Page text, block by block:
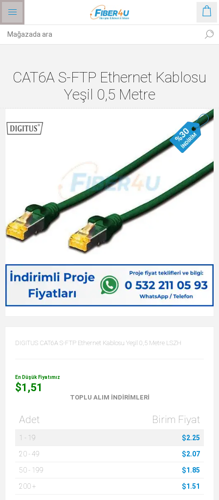
CAT6A S-FTP Ethernet Kablosu
Yeşil 0,5 Metre
DIGITUS CAT6A S-FTP Ethernet Kablosu Yeşil 0,5 Metre LSZH
En Düşük Fiyatımız
$1,51
TOPLU ALIM İNDIRIMLERI
Adet Birim Fiyat
1 - 19 $2.25
20-49 $2.07
50- 199 $1.85
200+ $1.51